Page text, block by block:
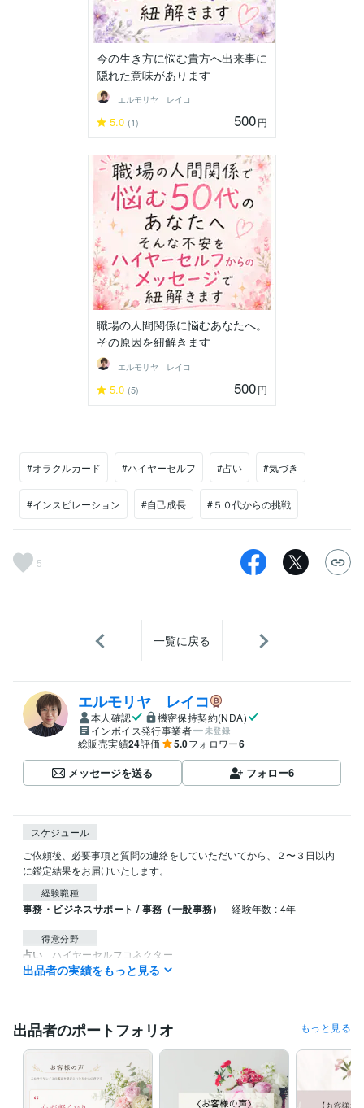
今の生き方に悩む貴方へ出来事に
隠れた意味があります
エルモリヤ レイコ
5.0 (1) 500円
職場の人間関係に悩むあなたへ。
その原因を紐解きます
エルモリヤ レイコ
5.0 (5) 500円
#オラクルカード #ハイヤーセルフ #占い #気づき
#インスピレーション #自己成長 #５０代からの挑戦
5
一覧に戻る
エルモリヤ レイコ
本人確認
機密保持契約(NDA)
インボイス発行事業者
未登録
総販売実績24評価 5.0フォロワー6
メッセージを送る フォロー6
スケジュール
ご依頼後、必要事項と質問の連絡をしていただいてから、２〜３日以内
経験職種
事務・ビジネスサポート / 事務（一般事務） 経験年数 : 4年
得意分野
占い ハイヤーセルフコネクター
チャネリング
出品者の実績をもっと見る
出品者のポートフォリオ もっと見る